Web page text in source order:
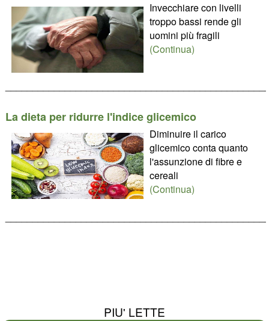
Invecchiare con livelli
troppo bassi rende gli
uomini più fragili
(Continua)
La dieta per ridurre l'indice glicemico
Diminuire il carico
glicemico conta quanto
l'assunzione di fibre e
cereali
(Continua)
PIU' LETTE